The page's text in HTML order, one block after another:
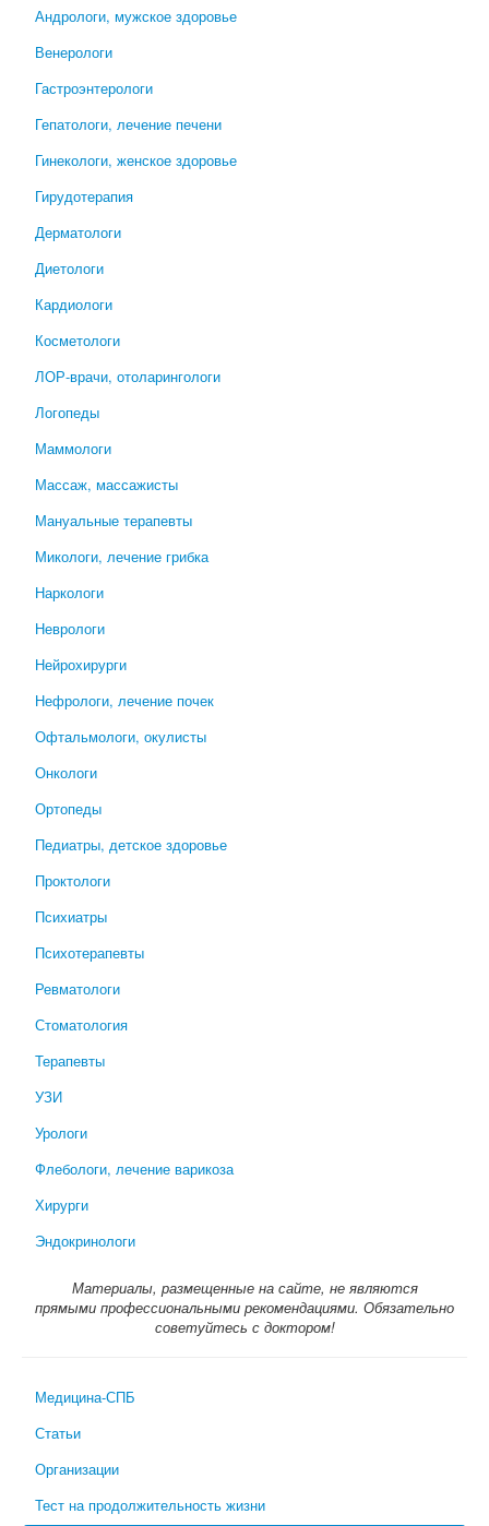
Андрологи, мужское здоровье
Венерологи
Гастроэнтерологи
Гепатологи, лечение печени
Гинекологи, женское здоровье
Гирудотерапия
Дерматологи
Диетологи
Кардиологи
Косметологи
ЛОР-врачи, отоларингологи
Логопеды
Маммологи
Массаж, массажисты
Мануальные терапевты
Микологи, лечение грибка
Наркологи
Неврологи
Нейрохирурги
Нефрологи, лечение почек
Офтальмологи, окулисты
Онкологи
Ортопеды
Педиатры, детское здоровье
Проктологи
Психиатры
Психотерапевты
Ревматологи
Стоматология
Терапевты
УЗИ
Урологи
Флебологи, лечение варикоза
Хирурги
Эндокринологи
Материалы, размещенные на сайте, не являются
прямыми профессиональными рекомендациями. Обязательно
советуйтесь с доктором!
Медицина-СПБ
Статьи
Организации
Тест на продолжительность жизни